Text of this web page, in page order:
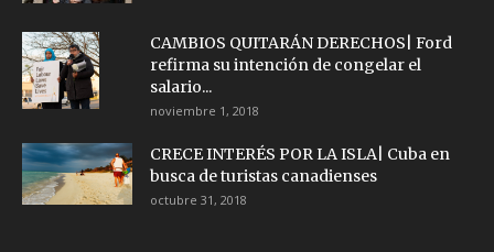
CAMBIOS QUITARÁN DERECHOS| Ford
refirma su intención de congelar el
salario...
noviembre 1, 2018
CRECE INTERÉS POR LA ISLA| Cuba en
busca de turistas canadienses
octubre 31, 2018